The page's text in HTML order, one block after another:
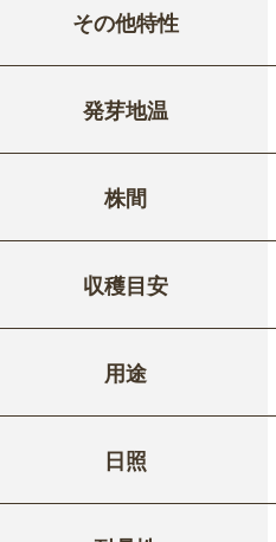
その他特性
発芽地温
株間
収穫目安
用途
日照